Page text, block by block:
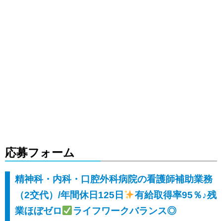
応募フォーム
精神科・内科・口腔外科病院の看護師補助業務
（2交代）/年間休日125日
有給取得率95％♪残
業ほぼゼロ
ライフワークバランス◎